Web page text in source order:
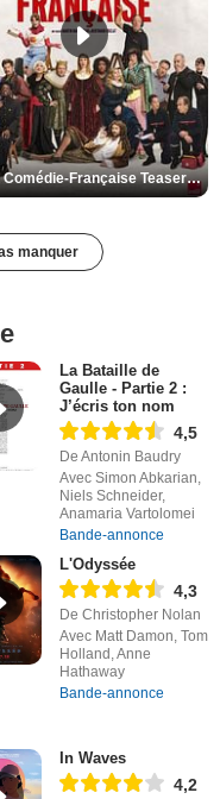
De la Comédie-Française Teaser VF
manquer
La Bataille de
Gaulle - Partie 2 :
J’écris ton nom
4,5
De Antonin Baudry
Avec Simon Abkarian,
Niels Schneider,
Anamaria Vartolomei
Bande-annonce
L'Odyssée
4,3
De Christopher Nolan
Avec Matt Damon, Tom
Holland, Anne
Hathaway
Bande-annonce
In Waves
4,2